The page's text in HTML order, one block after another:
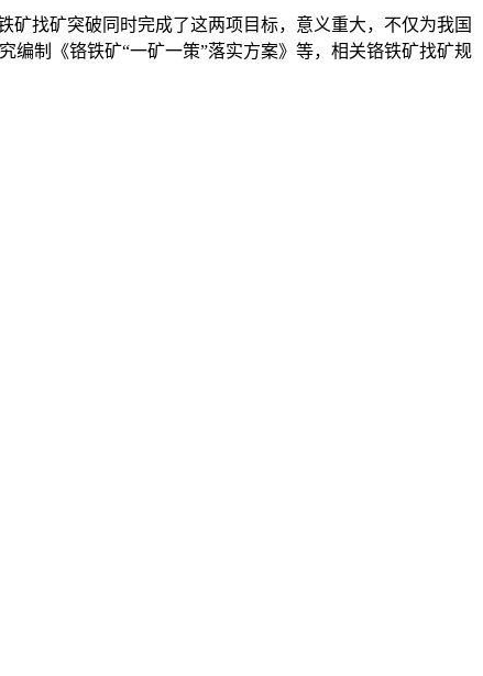
找矿突破同时完成了这两项目标，意义重大，不仅为我国
制《铬铁矿“一矿一策”落实方案》等，相关铬铁矿找矿规